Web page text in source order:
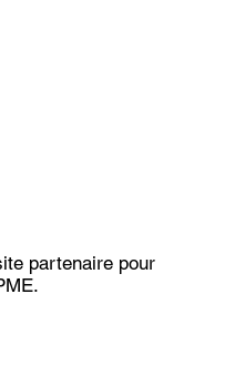
partenaire pour